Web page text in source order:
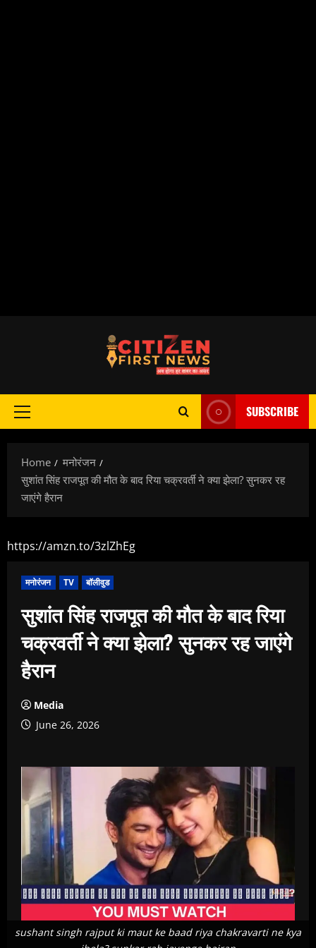
Primary
SUBSCRIBE
Home
मनोरंजन
सुशांत सिंह राजपूत की मौत के बाद रिया चक्रवर्ती ने क्या झेला? सुनकर रह
जाएंगे हैरान
https://amzn.to/3zlZhEg
मनोरंजन TV बॉलीवुड
सुशांत सिंह राजपूत की मौत के बाद रिया
चक्रवर्ती ने क्या झेला? सुनकर रह जाएंगे
हैरान
Media
June 26, 2026
sushant singh rajput ki maut ke baad riya chakravarti ne kya